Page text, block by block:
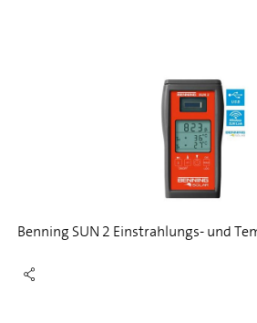
Benning SUN 2 Einstrahlungs- und